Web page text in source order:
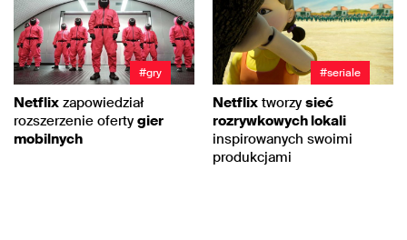
#gry
Netflix zapowiedział
rozszerzenie oferty gier
mobilnych
#seriale
Netflix tworzy sieć
rozrywkowych lokali
inspirowanych swoimi
produkcjami